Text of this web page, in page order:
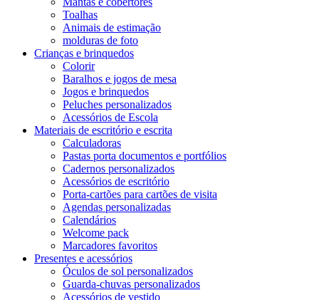
Toalhas
Animais de estimação
molduras de foto
Crianças e brinquedos
Colorir
Baralhos e jogos de mesa
Jogos e brinquedos
Peluches personalizados
Acessórios de Escola
Materiais de escritório e escrita
Calculadoras
Pastas porta documentos e portfólios
Cadernos personalizados
Acessórios de escritório
Porta-cartões para cartões de visita
Agendas personalizadas
Calendários
Welcome pack
Marcadores favoritos
Presentes e acessórios
Óculos de sol personalizados
Guarda-chuvas personalizados
Acessórios de vestido